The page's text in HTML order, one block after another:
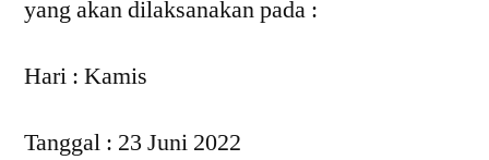
yang akan dilaksanakan pada :
Hari : Kamis
Tanggal : 23 Juni 2022